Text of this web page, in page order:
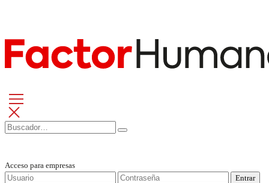
Acceso para empresas
Entrar